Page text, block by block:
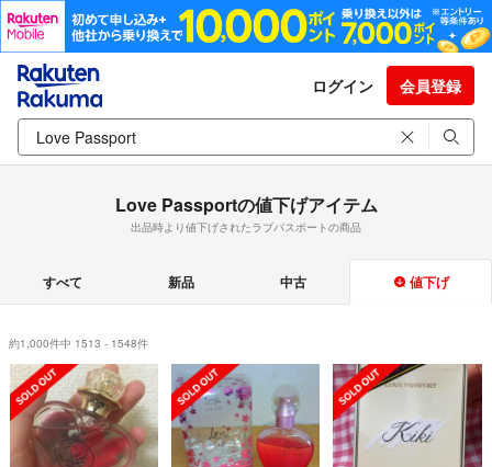
ログイン 会員登録
Love Passportの値下げアイテム
出品時より値下げされたラブパスポートの商品
すべて 新品 中古 値下げ
約1,000件中 1513 - 1548件